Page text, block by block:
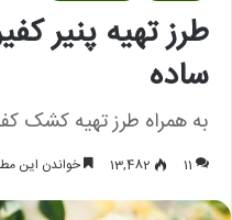
طرز تهیه پنیر
ساده
به همراه طرز تهیه کشک
11
13,482 خواندن این مطلب 2 دقیقه